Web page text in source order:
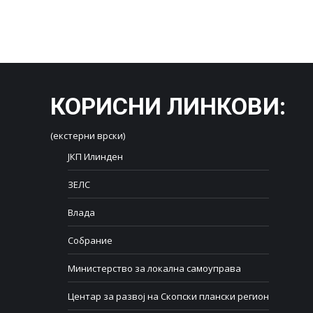
КОРИСНИ ЛИНКОВИ:
(екстерни врски)
ЈКП Илинден
ЗЕЛС
Влада
Собрание
Министерство за локална самоуправа
Центар за развој на Скопски плански регион